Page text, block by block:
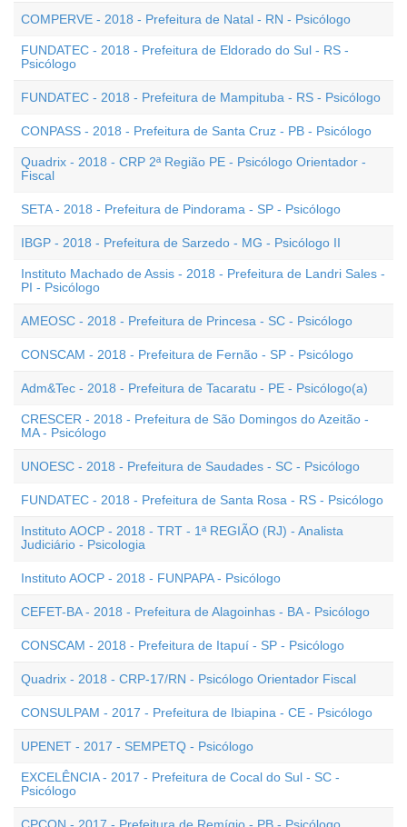
COMPERVE - 2018 - Prefeitura de Natal - RN - Psicólogo
FUNDATEC - 2018 - Prefeitura de Eldorado do Sul - RS -
Psicólogo
FUNDATEC - 2018 - Prefeitura de Mampituba - RS - Psicólogo
CONPASS - 2018 - Prefeitura de Santa Cruz - PB - Psicólogo
Quadrix - 2018 - CRP 2ª Região PE - Psicólogo Orientador -
Fiscal
SETA - 2018 - Prefeitura de Pindorama - SP - Psicólogo
IBGP - 2018 - Prefeitura de Sarzedo - MG - Psicólogo II
Instituto Machado de Assis - 2018 - Prefeitura de Landri Sales -
PI - Psicólogo
AMEOSC - 2018 - Prefeitura de Princesa - SC - Psicólogo
CONSCAM - 2018 - Prefeitura de Fernão - SP - Psicólogo
Adm&Tec - 2018 - Prefeitura de Tacaratu - PE - Psicólogo(a)
CRESCER - 2018 - Prefeitura de São Domingos do Azeitão -
MA - Psicólogo
UNOESC - 2018 - Prefeitura de Saudades - SC - Psicólogo
FUNDATEC - 2018 - Prefeitura de Santa Rosa - RS - Psicólogo
Instituto AOCP - 2018 - TRT - 1ª REGIÃO (RJ) - Analista
Judiciário - Psicologia
Instituto AOCP - 2018 - FUNPAPA - Psicólogo
CEFET-BA - 2018 - Prefeitura de Alagoinhas - BA - Psicólogo
CONSCAM - 2018 - Prefeitura de Itapuí - SP - Psicólogo
Quadrix - 2018 - CRP-17/RN - Psicólogo Orientador Fiscal
CONSULPAM - 2017 - Prefeitura de Ibiapina - CE - Psicólogo
UPENET - 2017 - SEMPETQ - Psicólogo
EXCELÊNCIA - 2017 - Prefeitura de Cocal do Sul - SC -
Psicólogo